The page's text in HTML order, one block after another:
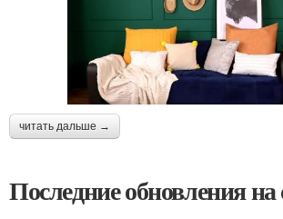
читать дальше →
Последние обновления на